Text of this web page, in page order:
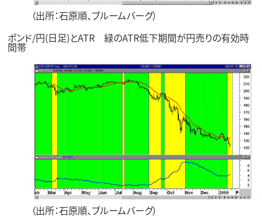
（出所：石原順、ブルームバーグ）
ポンド/円(日足)とATR 緑のATR低下期間が円売りの有効時
間帯
（出所：石原順、ブルームバーグ）